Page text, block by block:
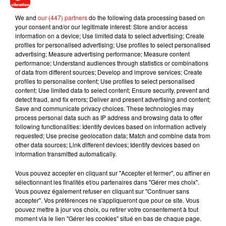
All-American dreamers and the open road, #CoachPlatinum
and #CoachforMen are my go-to daily colognes. #ad
Une publication partagée parMichael B. Jordan(@michaelbjordan) le
Musique
7 août 2026
Julien Lieb s’essaye à la vie de chatelain
dans son nouveau clip
Madonna sort enfin le remix de « Love
Sensation » avec Kylie Minogue
We and our (447) partnersdo the following data processing based on
your consent and/or our legitimate interest: Store and/or access
information on a device; Use limited data to select advertising; Create
profiles for personalised advertising; Use profiles to select personalised
advertising; Measure advertising performance; Measure content
performance; Understand audiences through statistics or combinations
of data from different sources; Develop and improve services; Create
profiles to personalise content; Use profiles to select personalised
content; Use limited data to select content; Ensure security, prevent and
detect fraud, and fix errors; Deliver and present advertising and content;
Save and communicate privacy choices. These technologies may
process personal data such as IP address and browsing data to offer
following functionalities: Identify devices based on information actively
requested; Use precise geolocation data; Match and combine data from
other data sources; Link different devices; Identify devices based on
information transmitted automatically.
Vous pouvez accepter en cliquant sur "Accepter et fermer", ou affiner en
sélectionnant les finalités et/ou partenaires dans "Gérer mes choix".
Vous pouvez également refuser en cliquant sur "Continuer sans
accepter". Vos préférences ne s'appliqueront que pour ce site. Vous
pouvez mettre à jour vos choix, ou retirer votre consentement à tout
moment via le lien "Gérer les cookies" situé en bas de chaque page.